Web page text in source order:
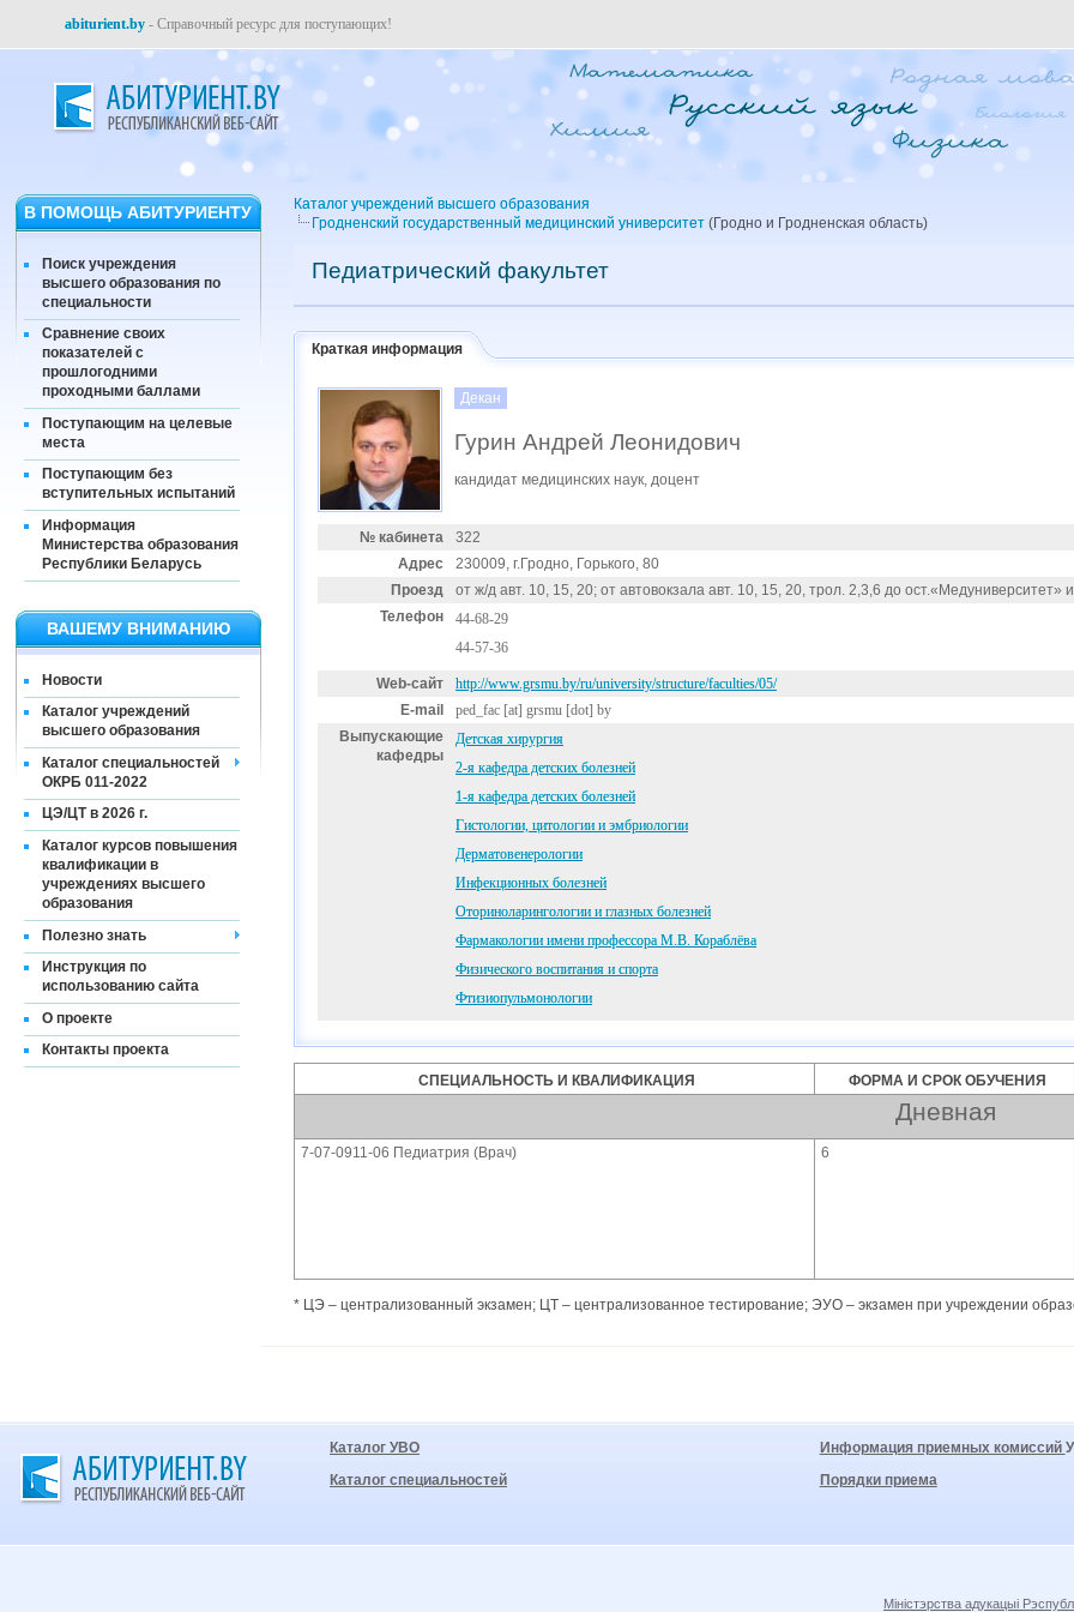
abiturient.by - Справочный ресурс для поступающих!
В ПОМОЩЬ АБИТУРИЕНТУ
Поиск учреждения
высшего образования по
специальности
Сравнение своих
показателей с
прошлогодними
проходными баллами
Поступающим на целевые
места
Поступающим без
вступительных испытаний
Информация
Министерства образования
Республики Беларусь
ВАШЕМУ ВНИМАНИЮ
Новости
Каталог учреждений
высшего образования
Каталог специальностей
ОКРБ 011-2022
ЦЭ/ЦТ в 2026 г.
Каталог курсов повышения
квалификации в
учреждениях высшего
образования
Полезно знать
Инструкция по
использованию сайта
О проекте
Контакты проекта
Каталог учреждений высшего образования
Гродненский государственный медицинский университет (Гродно и Гродненская область)
Педиатрический факультет
Краткая информация
Декан
Гурин Андрей Леонидович
кандидат медицинских наук, доцент
№ кабинета
322
Адрес
230009, г.Гродно, Горького, 80
Проезд
от ж/д авт. 10, 15, 20; от автовокзала авт. 10, 15, 20, трол. 2,3,6 до ост.«Медуниверситет»
Телефон
44-68-29
44-57-36
Web-сайт
http://www.grsmu.by/ru/university/structure/faculties/05/
E-mail
ped_fac [at] grsmu [dot] by
Выпускающие
кафедры
Детская хирургия
2-я кафедра детских болезней
1-я кафедра детских болезней
Гистологии, цитологии и эмбриологии
Дерматовенерологии
Инфекционных болезней
Оториноларингологии и глазных болезней
Фармакологии имени профессора М.В. Кораблёва
Физического воспитания и спорта
Фтизиопульмонологии
СПЕЦИАЛЬНОСТЬ И КВАЛИФИКАЦИЯ ФОРМА И СРОК ОБУЧЕНИЯ
Дневная
7-07-0911-06 Педиатрия (Врач) 6
* ЦЭ – централизованный экзамен; ЦТ – централизованное тестирование; ЭУО – экзамен при учреждении
Каталог УВО
Каталог специальностей
Информация приемных комиссий
Порядки приема
Міністэрства адукацыі